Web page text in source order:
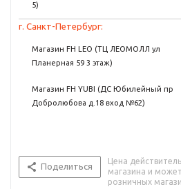
5)
г. Санкт-Петербург:
Магазин FH LEO (ТЦ ЛЕОМОЛЛ ул
Планерная 59 3 этаж)
Магазин FH YUBI (ДС Юбилейный пр
Добролюбова д.18 вход №62)
Поделиться
Цена
магазина и
розничных